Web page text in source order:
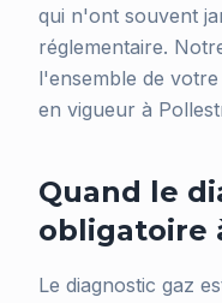
qui n'ont souvent
réglementaire.
l'ensemble de
en vigueur à
Quand le
obligatoire
Le diagnostic gaz